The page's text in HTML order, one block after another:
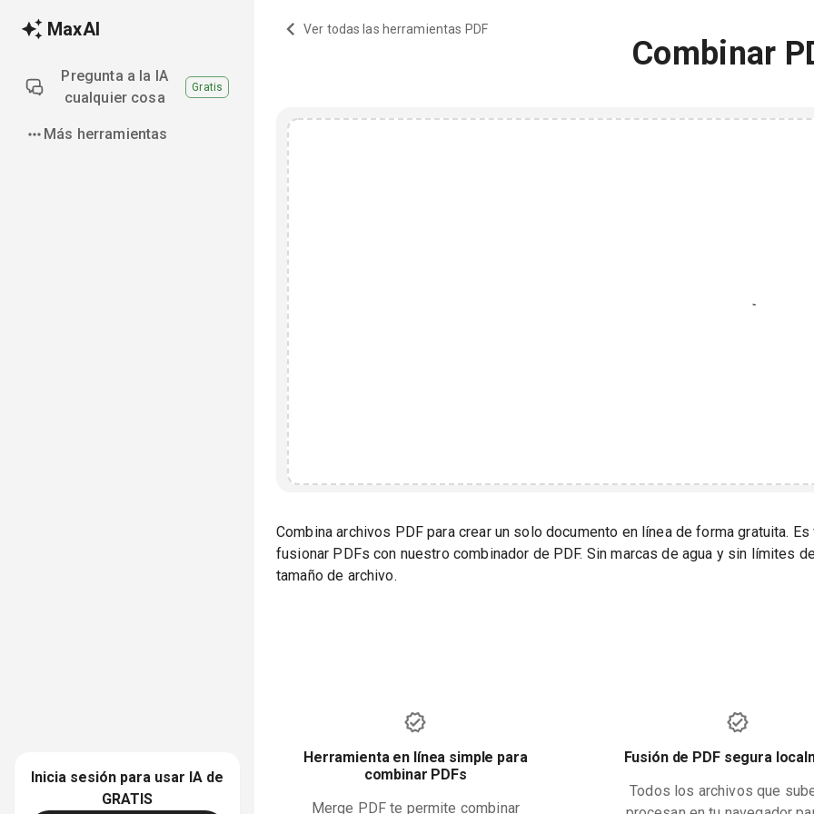
MaxAI
Pregunta a la IA
cualquier cosa
Gratis
Más herramientas
Inicia sesión para usar IA de
GRATIS
Ver todas las herramientas PDF
Combinar
Combina archivos PDF para crear un solo documento en línea de forma gratuita.
fusionar PDFs con nuestro combinador de PDF. Sin marcas de agua y sin límites
tamaño de archivo.
Herramienta en línea simple para
combinar PDFs
Merge PDF te permite combinar
Fusión de PDF segura
Todos los archivos que